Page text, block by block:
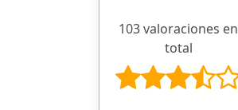
103 valoraciones en
total